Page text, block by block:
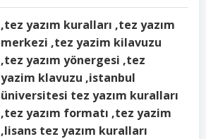
,tez yazım kuralları ,tez yazım
merkezi ,tez yazim kilavuzu
,tez yazım yönergesi ,tez
yazim klavuzu ,istanbul
üniversitesi tez yazım kuralları
,tez yazım formatı ,tez yazim
,lisans tez yazım kuralları